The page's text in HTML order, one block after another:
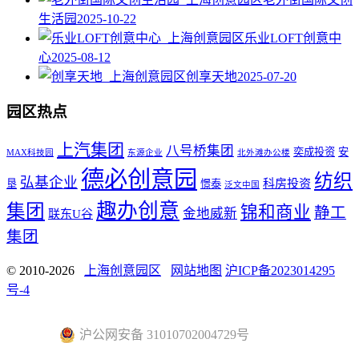
生活园 2025-10-22
乐业LOFT创意中
心2025-08-12
创享天地2025-07-20
园区热点
MAX科技园 上汽集团 东源企业 八号桥集团 北外滩办公楼 奕成投资 安
垦 弘基企业 德必创意园 憬泰 泛文中国 科房投资 纺织
集团 联东U谷 趣办创意 金地威新 锦和商业 静工
集团
© 2010-2026 上海创意园区 网站地图 沪ICP备2023014295
号-4
沪公网安备 31010702004729号